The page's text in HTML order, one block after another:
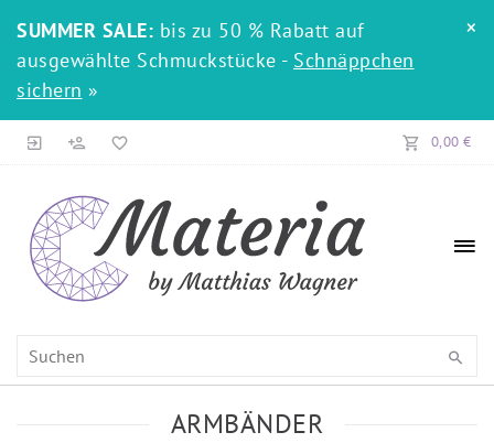
SUMMER SALE: bis zu 50 % Rabatt auf
ausgewählte Schmuckstücke - Schnäppchen
sichern »
×
0,00 €
ARMBÄNDER